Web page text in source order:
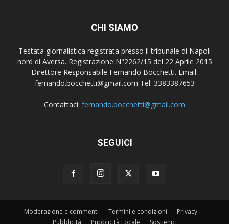
CHI SIAMO
Testata giornalistica registrata presso il tribunale di Napoli
nord di Aversa. Registrazione N°2262/15 del 22 Aprile 2015
Direttore Responsabile Fernando Bocchetti. Email:
fernando.bocchetti@gmail.com Tel: 3383387653
Contattaci: fernando.bocchetti@gmail.com
SEGUICI
Moderazione e commenti Termini e condizioni
Privacy
Pubblicità
Pubblicità Locale Sostienici